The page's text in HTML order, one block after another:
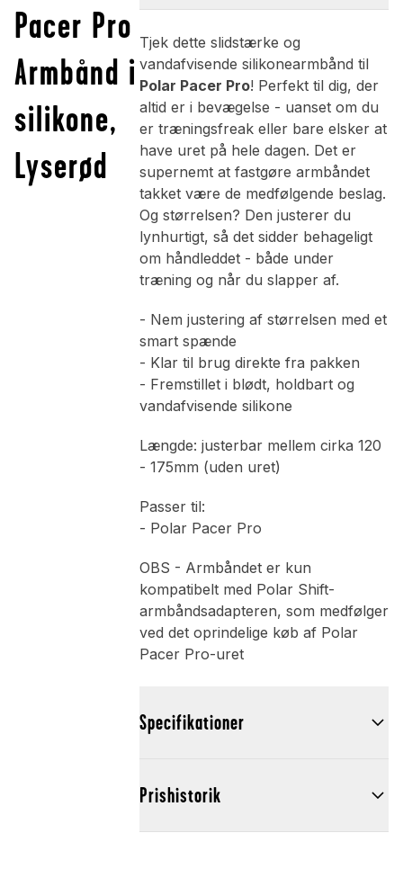
Pacer Pro
Armbånd i
silikone,
Lyserød
Tjek dette slidstærke og
vandafvisende silikonearmbånd til
Polar Pacer Pro! Perfekt til dig, der
altid er i bevægelse - uanset om du
er træningsfreak eller bare elsker at
have uret på hele dagen. Det er
supernemt at fastgøre armbåndet
takket være de medfølgende beslag.
Og størrelsen? Den justerer du
lynhurtigt, så det sidder behageligt
om håndleddet - både under
træning og når du slapper af.
- Nem justering af størrelsen med et
smart spænde
- Klar til brug direkte fra pakken
- Fremstillet i blødt, holdbart og
vandafvisende silikone
Længde: justerbar mellem cirka 120
- 175mm (uden uret)
Passer til:
- Polar Pacer Pro
OBS - Armbåndet er kun
kompatibelt med Polar Shift-
armbåndsadapteren, som medfølger
ved det oprindelige køb af Polar
Pacer Pro-uret
Specifikationer
Prishistorik